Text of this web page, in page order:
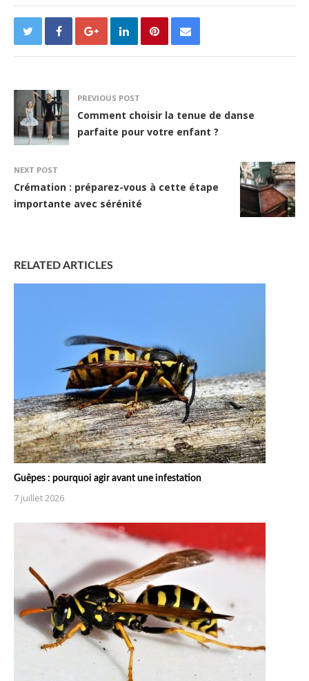
PREVIOUS POST
Comment choisir la tenue de danse
parfaite pour votre enfant ?
NEXT POST
Crémation : préparez-vous à cette étape
importante avec sérénité
RELATED ARTICLES
Guêpes : pourquoi agir avant une infestation
7 juillet 2026